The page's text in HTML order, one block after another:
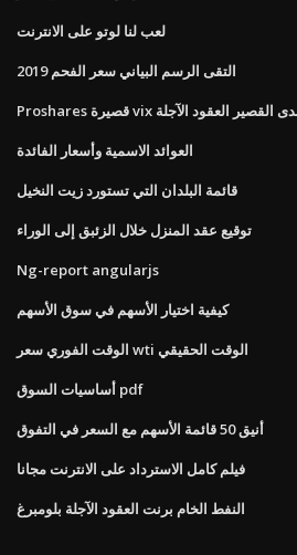
لعب لنا لوتو على الانترنت
التقى الرسم البياني سعر الفحم 2019
العوائد الاسمية وأسعار الفائدة
قائمة البلدان التي تستورد زيت النخيل
توقيع عقد المنزل خلال الزئبق إلى الوراء
Ng-report angularjs
كيفية اختيار الأسهم في سوق الأسهم
الوقت الفوري سعر wti الوقت الحقيقي
أساسيات السوق pdf
أنيق 50 قائمة الأسهم مع السعر في التفوق
فيلم كامل الاسترداد على الانترنت مجانا
النفط الخام برنت العقود الآجلة بلومبرغ